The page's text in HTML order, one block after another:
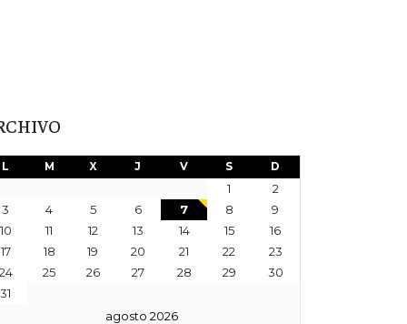
agosto 2026
L M X J V S D
1
2
3
4 5 6 7 8
9
10
11 12 13 14 15
16
17
18 19 20 21 22
23
25 26 27 28 29
30
31